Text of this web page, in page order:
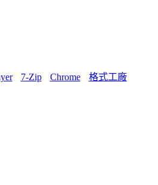
7-Zip Chrome 格式工廠